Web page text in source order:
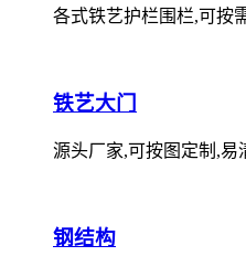
各式铁艺护栏围栏,可按
铁艺大门
源头厂家,可按图定制,易
钢结构